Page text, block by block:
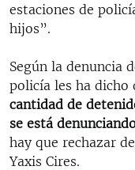
estaciones de
hijos”.
Según la denuncia
policía les ha dicho
cantidad de
se está
hay que rechazar
Yaxis Cires.